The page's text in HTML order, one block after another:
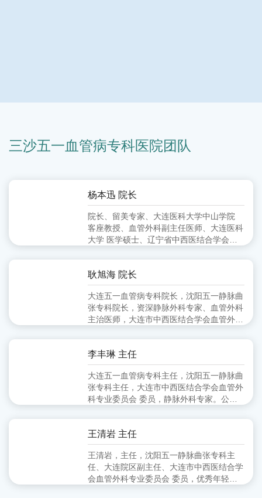
三沙五一血管病专科医院团队
杨本迅 院长
院长、留美专家、大连医科大学中山学院
客座教授、血管外科副主任医师、大连医科
大学 医学硕士、辽宁省中西医结合学会周
协会血管外科分会 委员
耿旭海 院长
大连五一血管病专科院长，沈阳五一静脉曲
张专科院长，资深静脉外科专家、血管外科
主治医师，大连市中西医结合学会血管外科
李丰琳 主任
大连五一血管病专科主任，沈阳五一静脉曲
张专科主任，大连市中西医结合学会血管外
科专业委员会 委员，静脉外科专家。公立
王清岩 主任
王清岩，主任，沈阳五一静脉曲张专科主
任、大连院区副主任、大连市中西医结合学
会血管外科专业委员会 委员，优秀年轻静